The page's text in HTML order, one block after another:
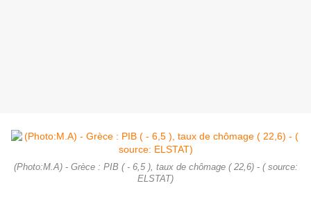
(Photo:M.A) - Grèce : PIB ( - 6,5 ), taux de chômage ( 22,6) - ( source:
ELSTAT)